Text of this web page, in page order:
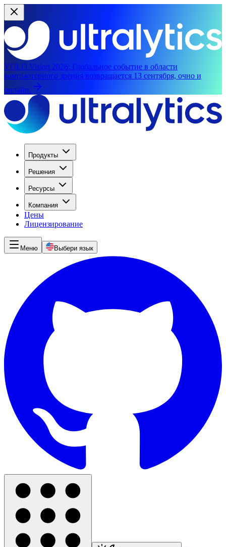
YOLO Vision 2026: Глобальное событие в области
компьютерного зрения возвращается 13 сентября, очно и
онлайн.
Продукты
Решения
Ресурсы
Компания
Цены
Лицензирование
Меню Выбери язык